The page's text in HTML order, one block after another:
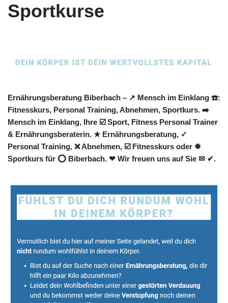
Sportkurse
Ernährungsberatung Biberbach – ↗️ Mensch im Einklang ☎️:
Fitnesskurs, Personal Training, Abnehmen, Sportkurs. ➡️
Mensch im Einklang, Ihre ☑️ Sport, Fitness Personal Trainer
& Ernährungsberaterin. ★ Ernährungsberatung, ✓
Personal Training, ❌ Abnehmen, ☑️ Fitnesskurs oder ✹
Sportkurs für ⭕ Biberbach. ❤ Wir freuen uns auf Sie ✉ ✔.